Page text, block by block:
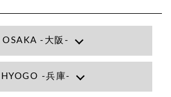
OSAKA -大阪-
大阪府大阪市北区小松原町1-27梅田エビスビル7F
HYOGO -兵庫-